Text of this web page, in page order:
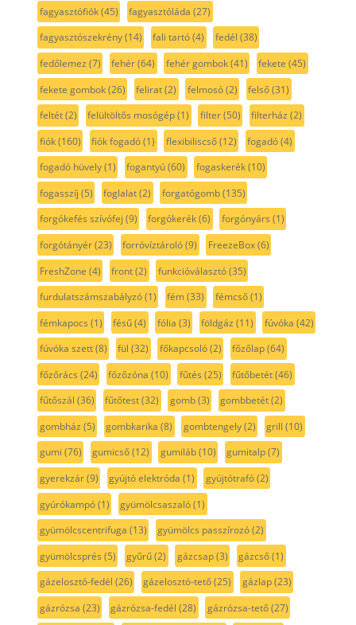
fagyasztófiók(45) fagyasztóláda (27)
fagyasztószekrény(14) fali tartó(4) fedél (38)
fedőlemez (7) fehér(64) fehér gombok(41) fekete (45)
fekete gombok(26) felirat(2) felmosó(2) felső(31)
feltét(2) felültöltős mosógép(1) filter(50) filterház (2)
fiók(160) fiók fogadó(1) flexibiliscső(12) fogadó(4)
fogadó hüvely(1) fogantyú(60) fogaskerék(10)
fogasszíj (5) foglalat(2) forgatógomb(135)
forgókefés szívófej (9) forgókerék(6) forgónyárs (1)
forgótányér(23) forróvíztároló(9) FreezeBox(6)
FreshZone (4) front(2) funkcióválasztó(35)
furdulatszámszabályzó(1) fém(33) fémcső(1)
fémkapocs (1) fésű(4) fólia (3) földgáz (11) fúvóka (42)
fúvóka szett(8) fül (32) főkapcsoló(2) főzőlap(64)
főzőrács (24) főzőzóna (10) fűtés (25) fűtőbetét(46)
fűtőszál (36) fűtőtest(32) gomb(3) gombbetét(2)
gombház (5) gombkarika (8) gombtengely(2) grill (10)
gumi (76) gumicső(12) gumiláb(10) gumitalp(7)
gyerekzár(9) gyújtó elektróda (1) gyújtótrafó(2)
gyúrókampó(1) gyümölcsaszaló(1)
gyümölcscentrifuga (13) gyümölcs passzírozó(2)
gyümölcsprés (5) gyűrű(2) gázcsap(3) gázcső(1)
gázelosztó-fedél (26) gázelosztó-tető(25) gázlap(23)
gázrózsa (23) gázrózsa-fedél (28) gázrózsa-tető(27)